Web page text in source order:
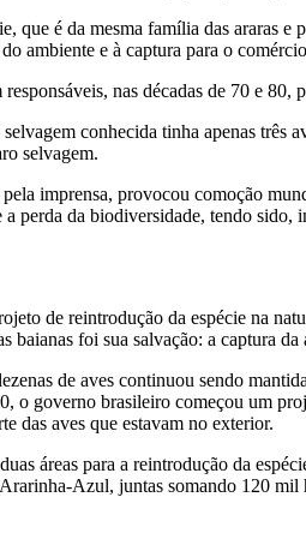
que é da mesma família das araras
ambiente e à captura para o
nas décadas de 70 e 80,
conhecida tinha apenas três
selvagem.
imprensa, provocou comoção
a perda da biodiversidade, tendo
de reintrodução da espécie na
baianas foi sua salvação: a captura
de aves continuou sendo
o governo brasileiro começou um
das aves que estavam no exterior.
áreas para a reintrodução da
Azul, juntas somando 120 mil